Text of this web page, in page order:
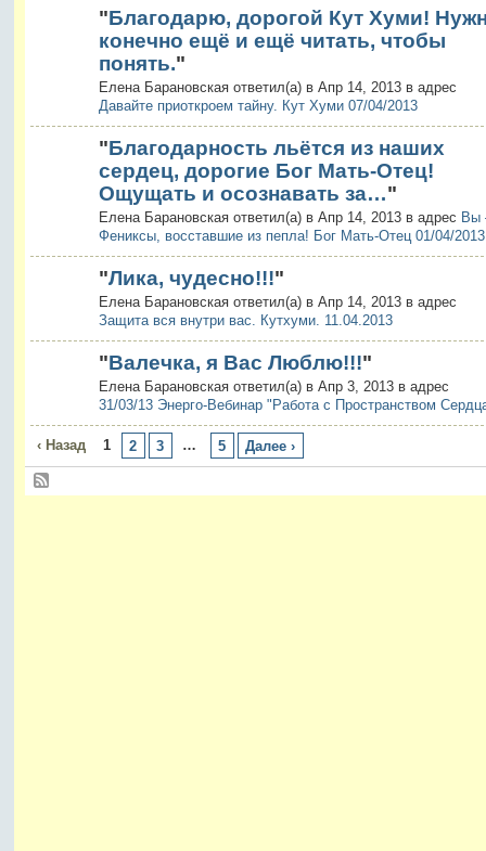
"Благодарю, дорогой Кут Хуми!
конечно ещё и ещё читать, чтобы
понять."
Елена Барановская ответил(а) в Апр 14, 2013 в адрес
Давайте приоткроем тайну. Кут Хуми 07/04/2013
"Благодарность льётся из наших
сердец, дорогие Бог Мать-Отец!
Ощущать и осознавать за…"
Елена Барановская ответил(а) в Апр 14, 2013 в адрес Вы
Фениксы, восставшие из пепла! Бог Мать-Отец 01/04/2013
"Лика, чудесно!!!"
Елена Барановская ответил(а) в Апр 14, 2013 в адрес
Защита вся внутри вас. Кутхуми. 11.04.2013
"Валечка, я Вас Люблю!!!"
Елена Барановская ответил(а) в Апр 3, 2013 в адрес
31/03/13 Энерго-Вебинар "Работа с Пространством
‹ Назад 1 2 3 … 5 Далее ›